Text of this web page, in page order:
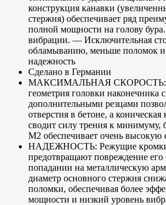
конструкция канавки
стержня) обеспечивает ряд
полной мощности на голову
вибрации. — Исключительная
обламыванию, меньше поломок и
надежность
Сделано в Германии
МАКСИМАЛЬНАЯ СКОРОСТЬ:
геометрия головки наконечника
дополнительными резцами
отверстия в бетоне, а
сводит силу трения к минимуму,
M2 обеспечивает очень высокую
НАДЕЖНОСТЬ: Режущие кромки
предотвращают повреждение его
попадании на металлическую
диаметр основного стержня
поломки, обеспечивая более
мощности и низкий уровень